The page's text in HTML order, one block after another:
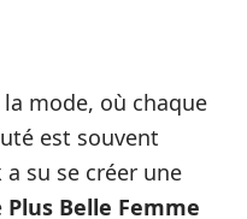
la mode, où chaque
est souvent
su se créer une
Plus Belle Femme